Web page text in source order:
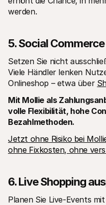
werden.
5. Social
Setzen Sie nicht
Viele Händler lenken
Onlineshop – etwa über
Mit Mollie als
volle Flexibilität, hohe
Bezahlmethoden.
Jetzt ohne Risiko bei
ohne Fixkosten, ohne
6. Live Shopping
Planen Sie Live-Events